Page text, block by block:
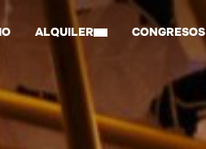
ALQUILER CONGRESOS